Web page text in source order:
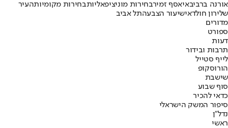
אורנה ברביבאיאסף זמירבחירות מוניציפאליותבחירות מקומיותהעיר
שלירון חולדאישיעור הצבעהתל אביב
מדורים
ספורט
דעות
תרבות ובידור
לייף סטייל
הורוסקופ
שישבת
סוף שבוע
כדאי להכיר
סיפור המשק הישראלי
נדל"ן
ראשי